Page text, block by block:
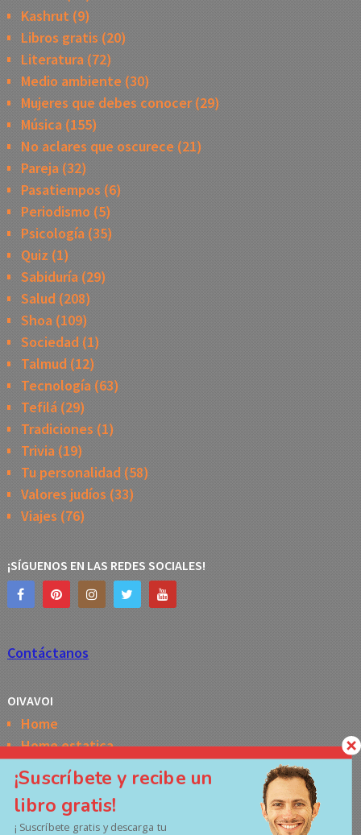
Kashrut (9)
Libros gratis (20)
Literatura(72)
Medio ambiente (30)
Mujeres que debes conocer(29)
Música(155)
No aclares que oscurece (21)
Pareja(32)
Pasatiempos (6)
Periodismo (5)
Psicología(35)
Quiz (1)
Sabiduría(29)
Salud (208)
Shoa(109)
Sociedad(1)
Talmud (12)
Tecnología(63)
Tefilá(29)
Tradiciones (1)
Trivia(19)
Tu personalidad(58)
Valores judíos (33)
Viajes (76)
¡SÍGUENOS EN LAS REDES SOCIALES!
Contáctanos
OIVAVOI
Home
Home estatica
Horóscopo semanal de la Kabbalah
Memes
No Access
¡Suscríbete y recibe un
libro gratis!
¡ Suscríbete gratis y descarga tu